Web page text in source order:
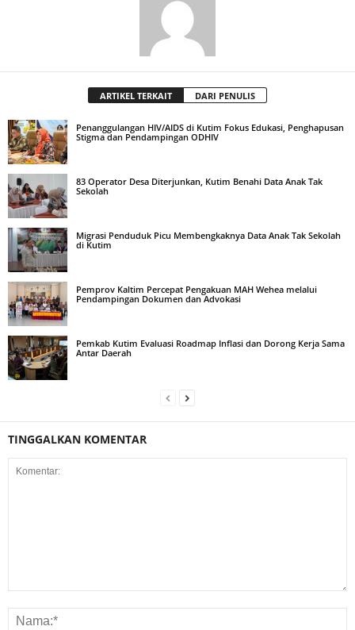
ARTIKEL TERKAIT DARI PENULIS
Penanggulangan HIV/AIDS di Kutim Fokus Edukasi, Penghapusan
Stigma dan Pendampingan ODHIV
83 Operator Desa Diterjunkan, Kutim Benahi Data Anak Tak
Sekolah
Migrasi Penduduk Picu Membengkaknya Data Anak Tak Sekolah
di Kutim
Pemprov Kaltim Percepat Pengakuan MAH Wehea melalui
Pendampingan Dokumen dan Advokasi
Pemkab Kutim Evaluasi Roadmap Inflasi dan Dorong Kerja Sama
Antar Daerah
TINGGALKAN KOMENTAR